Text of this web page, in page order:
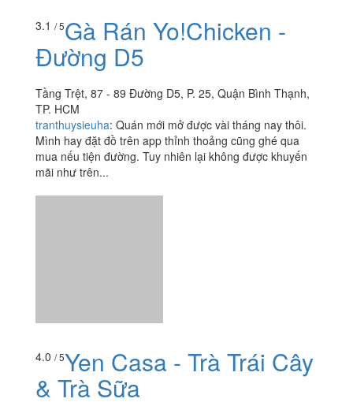
3.1 / 5Gà Rán Yo!Chicken -
Đường D5
Tầng Trệt, 87 - 89 Đường D5, P. 25, Quận Bình Thạnh,
TP. HCM
tranthuysieuha: Quán mới mở được vài tháng nay thôi.
Mình hay đặt đồ trên app thỉnh thoảng cũng ghé qua
mua nếu tiện đường. Tuy nhiên lại không được khuyến
mãi như trên...
4.0 / 5Yen Casa - Trà Trái Cây
& Trà Sữa